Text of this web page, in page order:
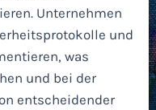
Unternehmen
und
was
und bei der
entscheidender